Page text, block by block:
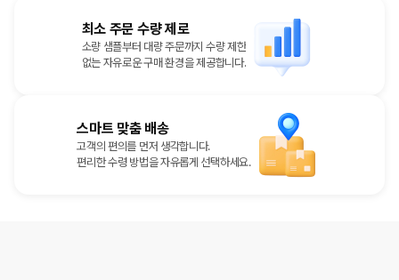
최소 주문 수량 제로
소량 샘플부터 대량 주문까지 수량 제한
없는 자유로운 구매 환경을 제공합니다.
스마트 맞춤 배송
고객의 편의를 먼저 생각합니다.
편리한 수령 방법을 자유롭게 선택하세요.